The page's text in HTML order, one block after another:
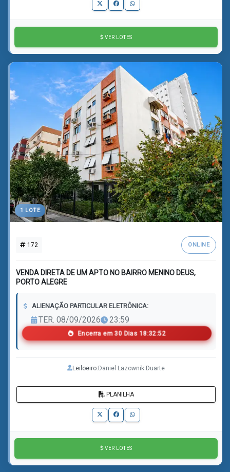
VER LOTES
1 LOTE
172 ONLINE
VENDA DIRETA DE UM APTO NO BAIRRO MENINO DEUS,
PORTO ALEGRE
ALIENAÇÃO PARTICULAR ELETRÔNICA:
TER. 08/09/2026 23:59
Encerra em 30 Dias 18:32:50
Leiloeiro:Daniel Lazownik Duarte
PLANILHA
VER LOTES